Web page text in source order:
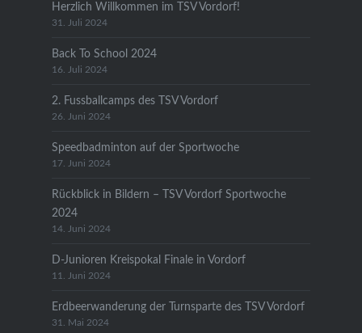
Herzlich Willkommen im TSV Vordorf!
31. Juli 2024
Back To School 2024
16. Juli 2024
2. Fussballcamps des TSV Vordorf
26. Juni 2024
Speedbadminton auf der Sportwoche
17. Juni 2024
Rückblick in Bildern – TSV Vordorf Sportwoche
2024
14. Juni 2024
D-Junioren Kreispokal Finale in Vordorf
11. Juni 2024
Erdbeerwanderung der Turnsparte des TSV Vordorf
31. Mai 2024